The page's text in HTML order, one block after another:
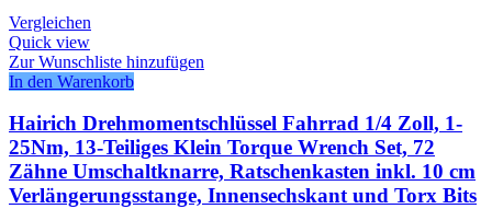
Vergleichen
Quick view
Zur Wunschliste hinzufügen
In den Warenkorb
Hairich Drehmomentschlüssel Fahrrad 1/4 Zoll, 1-
25Nm, 13-Teiliges Klein Torque Wrench Set, 72
Zähne Umschaltknarre, Ratschenkasten inkl. 10 cm
Verlängerungsstange, Innensechskant und Torx Bits